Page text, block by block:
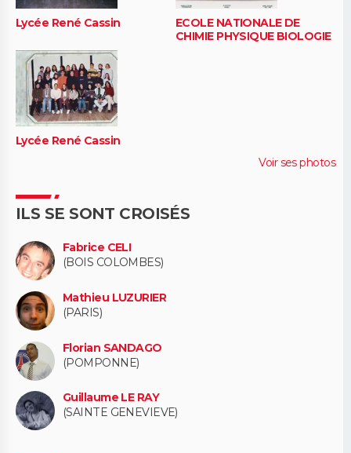
Lycée René Cassin
ECOLE NATIONALE DE
CHIMIE PHYSIQUE BIOLOGIE
Lycée René Cassin
Voir ses photos
ILS SE SONT CROISÉS
Fabrice CELI
(BOIS COLOMBES)
Mathieu LUZURIER
(PARIS)
Florian SANDAGO
(POMPONNE)
Guillaume LE RAY
(SAINTE GENEVIEVE)